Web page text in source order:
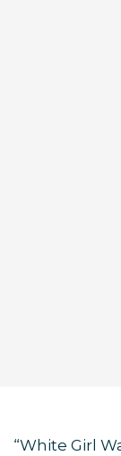
“White Girl